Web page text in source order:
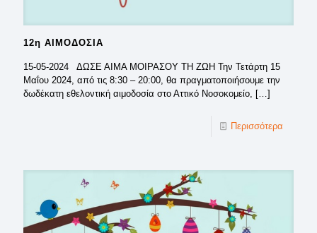
12η ΑΙΜΟΔΟΣΙΑ
15-05-2024 ΔΩΣΕ ΑΙΜΑ ΜΟΙΡΑΣΟΥ ΤΗ ΖΩΗ Την Τετάρτη 15
Μαΐου 2024, από τις 8:30 – 20:00, θα πραγματοποιήσουμε την
δωδέκατη εθελοντική αιμοδοσία στο Αττικό Νοσοκομείο,
[…]
Περισσότερα